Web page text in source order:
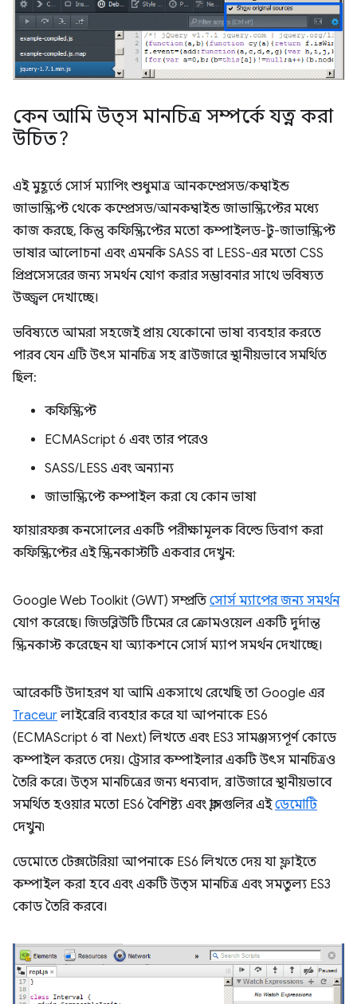
কেন আমি উত্স মানচিত্র সম্পর্কে যত্ন করা
উচিত?
এই মুহূর্তে সোর্স ম্যাপিং শুধুমাত্র আনকম্প্রেসড/কম্বাইন্ড
জাভাস্ক্রিপ্ট থেকে কম্প্রেসড/আনকম্বাইন্ড জাভাস্ক্রিপ্টের মধ্যে
কাজ করছে, কিন্তু কফিস্ক্রিপ্টের মতো কম্পাইলড-টু-জাভাস্ক্রিপ্ট
ভাষার আলোচনা এবং এমনকি SASS বা LESS-এর মতো CSS
প্রিপ্রসেসরের জন্য সমর্থন যোগ করার সম্ভাবনার সাথে ভবিষ্যত
উজ্জ্বল দেখাচ্ছে।
ভবিষ্যতে আমরা সহজেই প্রায় যেকোনো ভাষা ব্যবহার করতে
পারব যেন এটি উৎস মানচিত্র সহ ব্রাউজারে স্থানীয়ভাবে সমর্থিত
ছিল:
কফিস্ক্রিপ্ট
ECMAScript 6 এবং তার পরেও
SASS/LESS এবং অন্যান্য
জাভাস্ক্রিপ্টে কম্পাইল করা যে কোন ভাষা
ফায়ারফক্স কনসোলের একটি পরীক্ষামূলক বিল্ডে ডিবাগ করা
কফিস্ক্রিপ্টের এই স্ক্রিনকাস্টটি একবার দেখুন:
Google Web Toolkit (GWT) সম্প্রতি সোর্স ম্যাপের জন্য সমর্থন
যোগ করেছে। জিডব্লিউটি টিমের রে ক্রোমওয়েল একটি দুর্দান্ত
স্ক্রিনকাস্ট করেছেন যা অ্যাকশনে সোর্স ম্যাপ সমর্থন দেখাচ্ছে।
আরেকটি উদাহরণ যা আমি একসাথে রেখেছি তা Google এর
Traceurলাইব্রেরি ব্যবহার করে যা আপনাকে ES6
(ECMAScript 6 বা Next) লিখতে এবং ES3 সামঞ্জস্যপূর্ণ কোডে
কম্পাইল করতে দেয়। ট্রেসার কম্পাইলার একটি উৎস মানচিত্রও
তৈরি করে। উত্স মানচিত্রের জন্য ধন্যবাদ, ব্রাউজারে স্থানীয়ভাবে
সমর্থিত হওয়ার মতো ES6 বৈশিষ্ট্য এবং ক্লাসগুলির এইডেমোটি
দেখুন৷
ডেমোতে টেক্সটেরিয়া আপনাকে ES6 লিখতে দেয় যা ফ্লাইতে
কম্পাইল করা হবে এবং একটি উত্স মানচিত্র এবং সমতুল্য ES3
কোড তৈরি করবে।